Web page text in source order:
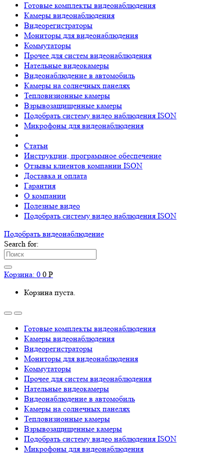
Готовые комплекты видеонаблюдения
Камеры видеонаблюдения
Видеорегистраторы
Мониторы для видеонаблюдения
Коммутаторы
Прочее для систем видеонаблюдения
Нательные видеокамеры
Видеонаблюдение в автомобиль
Камеры на солнечных панелях
Тепловизионные камеры
Взрывозащищенные камеры
Подобрать систему видео наблюдения ISON
Микрофоны для видеонаблюдения
Статьи
Инструкции, программное обеспечение
Отзывы клиентов компании ISON
Доставка и оплата
Гарантия
О компании
Полезные видео
Подобрать систему видео наблюдения ISON
Подобрать видеонаблюдениe
Search for:
Корзина: 0 0 Р
Корзина пуста.
Готовые комплекты видеонаблюдения
Камеры видеонаблюдения
Видеорегистраторы
Мониторы для видеонаблюдения
Коммутаторы
Прочее для систем видеонаблюдения
Нательные видеокамеры
Видеонаблюдение в автомобиль
Камеры на солнечных панелях
Тепловизионные камеры
Взрывозащищенные камеры
Подобрать систему видео наблюдения ISON
Микрофоны для видеонаблюдения